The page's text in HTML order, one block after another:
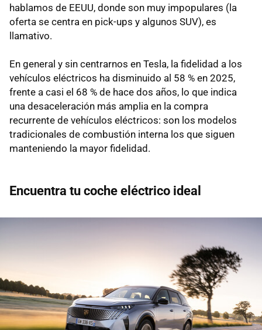
hablamos de EEUU, donde son muy impopulares (la
oferta se centra en pick-ups y algunos SUV), es
llamativo.
En general y sin centrarnos en Tesla, la fidelidad a los
vehículos eléctricos ha disminuido al 58 % en 2025,
frente a casi el 68 % de hace dos años, lo que indica
una desaceleración más amplia en la compra
recurrente de vehículos eléctricos: son los modelos
tradicionales de combustión interna los que siguen
manteniendo la mayor fidelidad.
Encuentra tu coche eléctrico ideal